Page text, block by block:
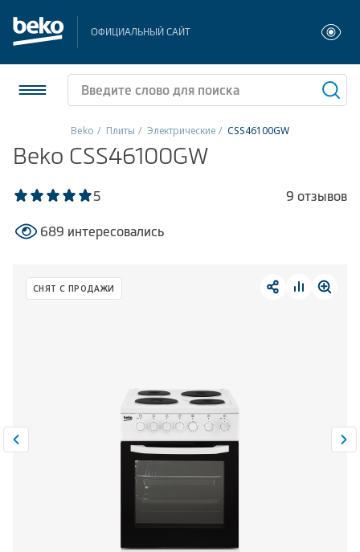
ОФИЦИАЛЬНЫЙ САЙТ
Холодильники и морозильники
Стиральные и сушильные машины
Посудомоечные машины
Встраиваемая техника
Сравнить 0
Beko Плиты Электрические CSS46100GW
Beko CSS46100GW
5 9 отзывов
689 интересовались
СНЯТ С ПРОДАЖИ